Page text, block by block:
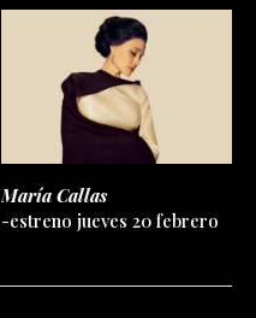
María Callas
-estreno jueves 20 febrero